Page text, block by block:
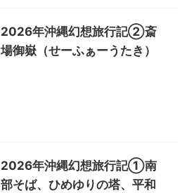
2026年沖縄幻想旅行記②斎
場御嶽（せーふぁーうたき）
2026年沖縄幻想旅行記①南
部そば、ひめゆりの塔、平和